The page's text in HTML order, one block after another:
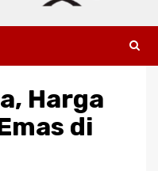
Harga
di